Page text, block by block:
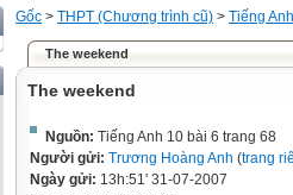
Gốc > THPT (Chương trình cũ) > Tiếng Anh
The weekend
The weekend
Nguồn: Tiếng Anh 10 bài 6 trang 68
Người gửi: Trương Hoàng Anh (trang
Ngày gửi: 13h:51' 31-07-2007